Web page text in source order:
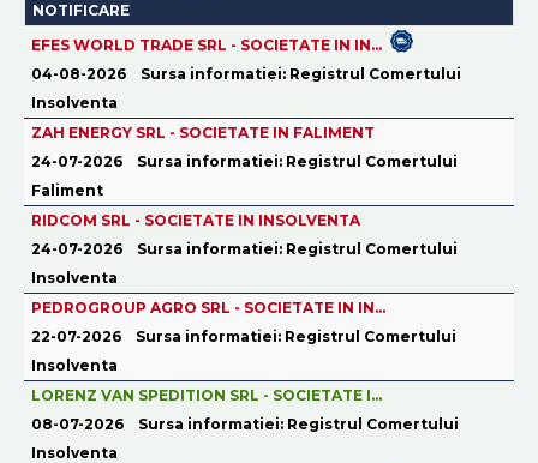
NOTIFICARE
04-08-2026
EFES WORLD TRADE SRL - SOCIETATE IN IN...
Sursa informatiei: Registrul Comertului
Insolventa
24-07-2026
ZAH ENERGY SRL - SOCIETATE IN FALIMENT
Sursa informatiei: Registrul Comertului
Faliment
24-07-2026
RIDCOM SRL - SOCIETATE IN INSOLVENTA
Sursa informatiei: Registrul Comertului
Insolventa
22-07-2026
PEDROGROUP AGRO SRL - SOCIETATE IN IN...
Sursa informatiei: Registrul Comertului
Insolventa
08-07-2026
LORENZ VAN SPEDITION SRL - SOCIETATE I...
Sursa informatiei: Registrul Comertului
Insolventa